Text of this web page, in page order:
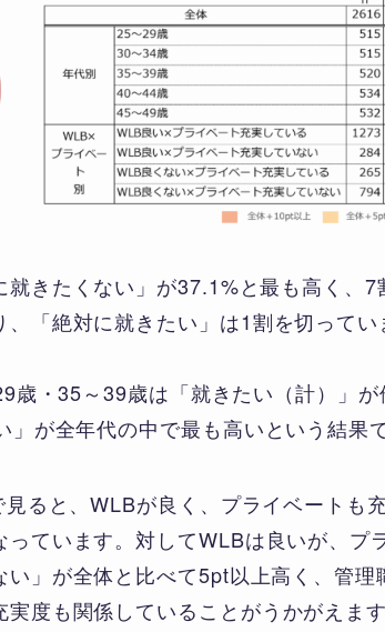
きたくない」が37.1%と最も高く、
、「絶対に就きたい」は1割を切ってい
歳・35～39歳は「就きたい（計）」
が全年代の中で最も高いという結果で
ると、WLBが良く、プライベートも
っています。対してWLBは良いが、プ
い」が全体と比べて5pt以上高く、管
度も関係していることがうかがえます